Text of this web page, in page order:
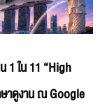
1 ใน 11 “High
าดูงาน ณ Google